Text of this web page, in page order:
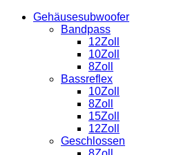
Gehäusesubwoofer
Bandpass
12Zoll
10Zoll
8Zoll
Bassreflex
10Zoll
8Zoll
15Zoll
12Zoll
Geschlossen